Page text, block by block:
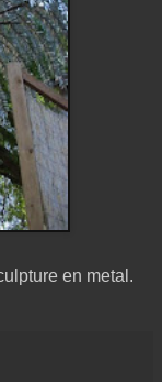
en metal.